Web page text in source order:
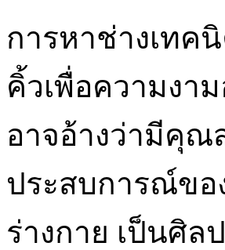
การหาช่างเท
คิ้วเพื่อความงา
อาจอ้างว่ามีคุ
ประสบการณ์ขอ
ร่างกาย เป็นศิล